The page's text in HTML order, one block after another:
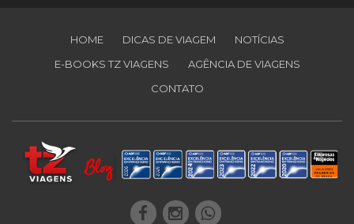
HOME DICAS DE VIAGEM
NOTÍCIAS
E-BOOKS TZ VIAGENS
AGÊNCIA DE VIAGENS
CONTATO